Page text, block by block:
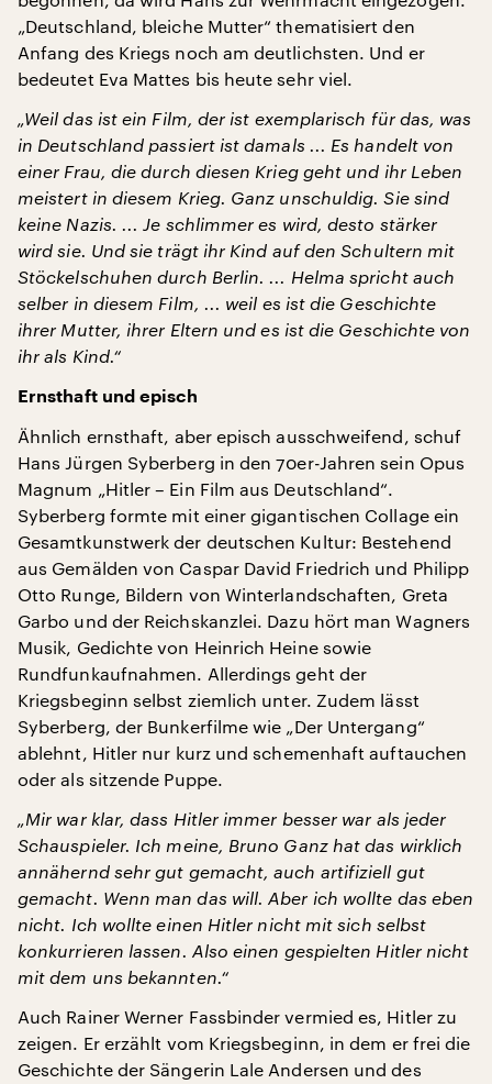
„Deutschland, bleiche Mutter“ thematisiert den
Anfang des Kriegs noch am deutlichsten. Und er
bedeutet Eva Mattes bis heute sehr viel.
„Weil das ist ein Film, der ist exemplarisch für das, was
in Deutschland passiert ist damals ... Es handelt von
einer Frau, die durch diesen Krieg geht und ihr Leben
meistert in diesem Krieg. Ganz unschuldig. Sie sind
keine Nazis. ... Je schlimmer es wird, desto stärker
wird sie. Und sie trägt ihr Kind auf den Schultern mit
Stöckelschuhen durch Berlin. ... Helma spricht auch
selber in diesem Film, ... weil es ist die Geschichte
ihrer Mutter, ihrer Eltern und es ist die Geschichte von
ihr als Kind.“
Ernsthaft und episch
Ähnlich ernsthaft, aber episch ausschweifend, schuf
Hans Jürgen Syberberg in den 70er-Jahren sein Opus
Magnum „Hitler – Ein Film aus Deutschland“.
Syberberg formte mit einer gigantischen Collage ein
Gesamtkunstwerk der deutschen Kultur: Bestehend
aus Gemälden von Caspar David Friedrich und Philipp
Otto Runge, Bildern von Winterlandschaften, Greta
Garbo und der Reichskanzlei. Dazu hört man Wagners
Musik, Gedichte von Heinrich Heine sowie
Rundfunkaufnahmen. Allerdings geht der
Kriegsbeginn selbst ziemlich unter. Zudem lässt
Syberberg, der Bunkerfilme wie „Der Untergang“
ablehnt, Hitler nur kurz und schemenhaft auftauchen
oder als sitzende Puppe.
„Mir war klar, dass Hitler immer besser war als jeder
Schauspieler. Ich meine, Bruno Ganz hat das wirklich
annähernd sehr gut gemacht, auch artifiziell gut
gemacht. Wenn man das will. Aber ich wollte das eben
nicht. Ich wollte einen Hitler nicht mit sich selbst
konkurrieren lassen. Also einen gespielten Hitler nicht
mit dem uns bekannten.“
Auch Rainer Werner Fassbinder vermied es, Hitler zu
zeigen. Er erzählt vom Kriegsbeginn, in dem er frei die
Geschichte der Sängerin Lale Andersen und des